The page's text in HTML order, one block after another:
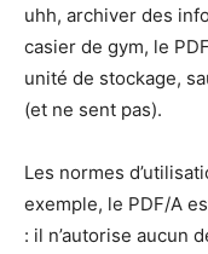
uhh, archiver des
casier de gym, le
unité de stockage,
(et ne sent pas).
Les normes
exemple, le PDF/A
: il n’autorise aucun